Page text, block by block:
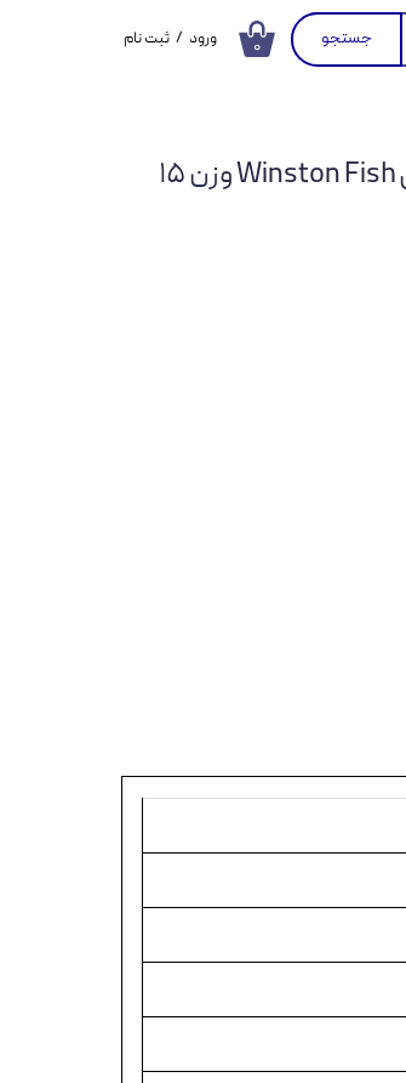
۰ جستجو ورود / ثبت نام
سفارشات
بستنی گربه وینستون با طعم ماهی Winston Fish وزن ۱۵